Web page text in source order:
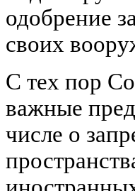
одобрение
своих
С тех пор
важные
числе о